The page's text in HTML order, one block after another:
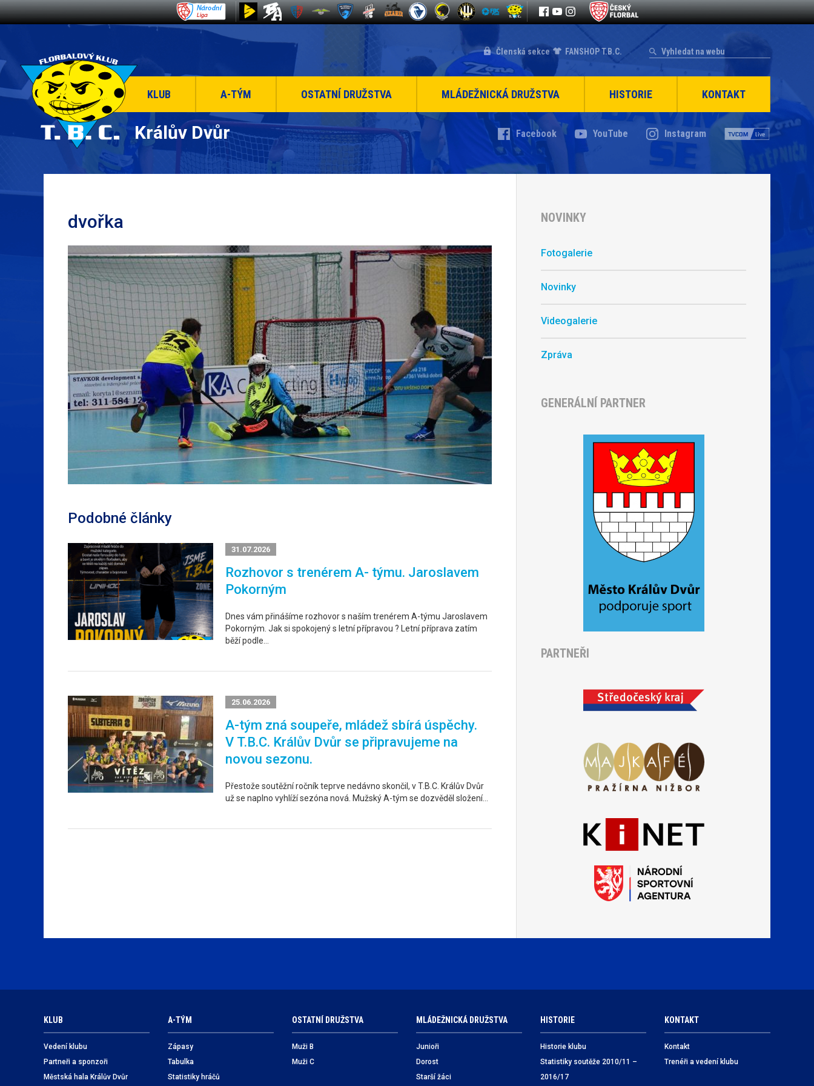
Členská sekce FANSHOP T.B.C.
KLUB A-TÝM OSTATNÍ DRUŽSTVA MLÁDEŽNICKÁ DRUŽSTVA HISTORIE KONTAKT
Králův Dvůr Facebook YouTube Instagram
dvořka
Podobné články
31.07.2026
Rozhovor s trenérem A- týmu. Jaroslavem
Pokorným
Dnes vám přinášíme rozhovor s naším trenérem A-týmu Jaroslavem
Pokorným. Jak si spokojený s letní přípravou ? Letní příprava zatím
běží podle…
25.06.2026
A-tým zná soupeře, mládež sbírá úspěchy.
V T.B.C. Králův Dvůr se připravujeme na
novou sezonu.
Přestože soutěžní ročník teprve nedávno skončil, v T.B.C. Králův Dvůr
už se naplno vyhlíží sezóna nová. Mužský A-tým se dozvěděl složení…
NOVINKY
Fotogalerie
Novinky
Videogalerie
Zpráva
GENERÁLNÍ PARTNER
PARTNEŘI
KLUB
Vedení klubu
Partneři a sponzoři
Městská hala Králův Dvůr
A-TÝM
Zápasy
Tabulka
Statistiky hráčů
OSTATNÍ DRUŽSTVA
Muži B
Muži C
MLÁDEŽNICKÁ DRUŽSTVA
Junioři
Dorost
Starší žáci
HISTORIE
Historie klubu
Statistiky soutěže 2010/11 –
2016/17
KONTAKT
Kontakt
Trenéři a vedení klubu